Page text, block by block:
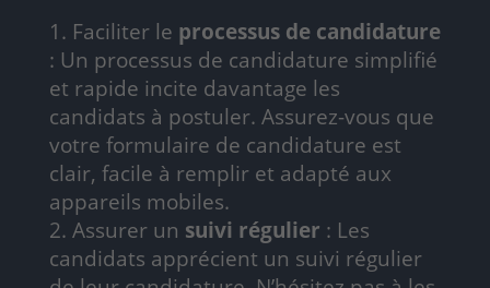
Faciliter le processus de candidature
: Un processus de candidature simplifié
et rapide incite davantage les
candidats à postuler. Assurez-vous que
votre formulaire de candidature est
clair, facile à remplir et adapté aux
appareils mobiles.
Assurer un suivi régulier : Les
candidats apprécient un suivi régulier